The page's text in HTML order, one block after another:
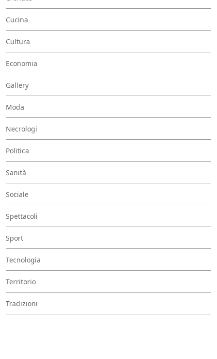
Cucina
Cultura
Economia
Gallery
Moda
Necrologi
Politica
Sanità
Sociale
Spettacoli
Sport
Tecnologia
Territorio
Tradizioni